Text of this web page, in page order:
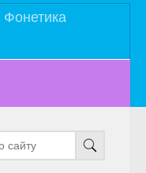
Фонетика